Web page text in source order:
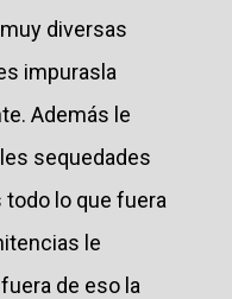
diversas
impurasla
Además le
sequedades
lo que fuera
le
de eso la